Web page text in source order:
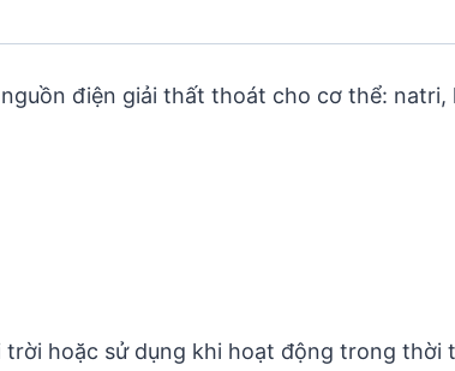
điện giải thất thoát cho cơ thể: natri,
hoặc sử dụng khi hoạt động trong thời